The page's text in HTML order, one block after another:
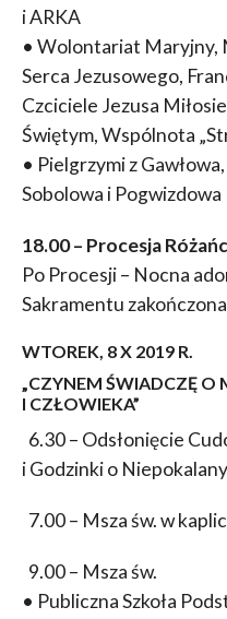
i ARKA
• Wolontariat Maryjny,
Serca Jezusowego,
Czciciele Jezusa
Świętym, Wspólnota
• Pielgrzymi z
Sobolowa i Pogwizdowa
18.00 – Procesja
Po Procesji – Nocna
Sakramentu
WTOREK, 8 X 2019 R.
„CZYNEM ŚWIADCZĘ O
I CZŁOWIEKA”
6.30 – Odsłonięcie
i Godzinki o
7.00 – Msza św. w
9.00 – Msza św.
• Publiczna Szkoła